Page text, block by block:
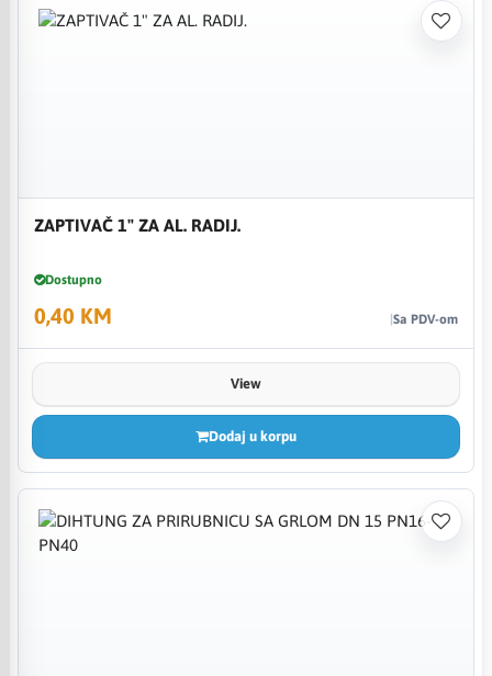
ZAPTIVAČ 1" ZA AL. RADIJ.
Dostupno
0,40 KM Sa PDV-om
View
Dodaj u korpu